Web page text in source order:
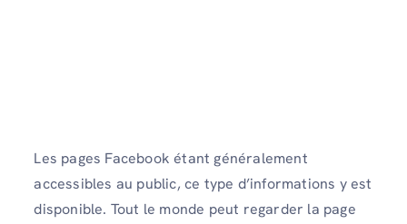
Les pages Facebook étant généralement
accessibles au public, ce type d’informations y est
disponible. Tout le monde peut regarder la page